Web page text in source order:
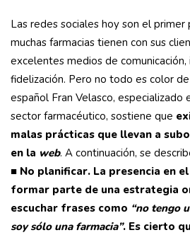
Las redes sociales hoy son el
muchas farmacias tienen con sus
excelentes medios de comunicación,
fidelización. Pero no todo es color
español Fran Velasco, especializado
sector farmacéutico, sostiene que
malas prácticas que llevan a
en la web. A continuación, se
■ No planificar. La presencia en
formar parte de una estrategia
escuchar frases como “no tengo
soy sólo una farmacia”. Es cierto